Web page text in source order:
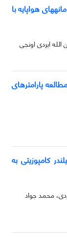
هواپایه با
ایردی اونجی
پارامترهای
کامپوزیتی به
محمد جواد